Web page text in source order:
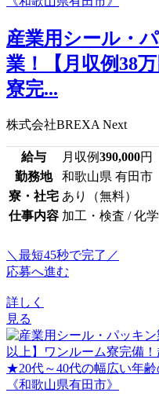
産業用シール・
業！【月収例38
寮完...
株式会社BREXA Next
給与 月収例390,000円
勤務地
和歌山県 有田市
寮・社宅 あり（無料）
仕事内容 加工・検査 / 化
＼最短45秒で完了／
応募へ進む
詳しく
見る